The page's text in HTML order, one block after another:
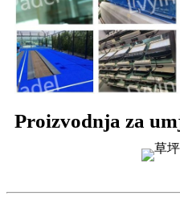
Proizvodnja za